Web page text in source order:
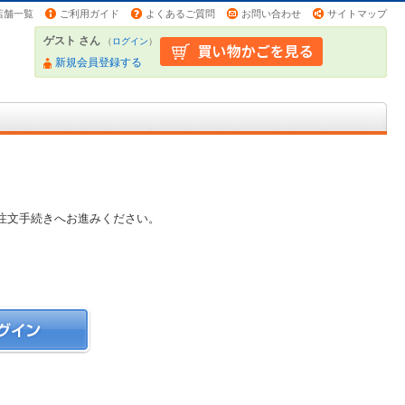
舗一覧 ご利用ガイド よくあるご質問 お問い合わせ サイトマップ
ゲスト さん （ログイン）
新規会員登録する
手続きへお進みください。